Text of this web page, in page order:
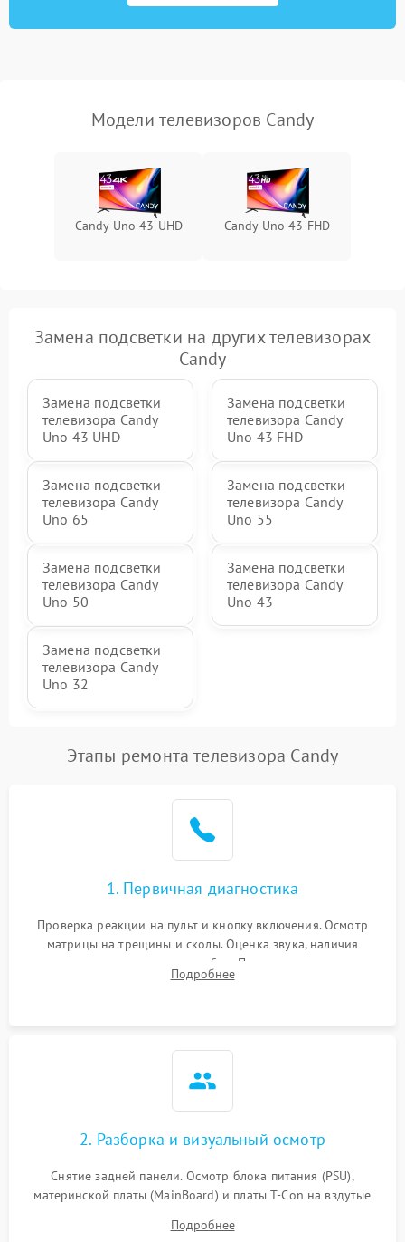
Модели телевизоров Candy
Candy Uno 43 UHD Candy Uno 43 FHD
Замена подсветки на других телевизорах
Candy
Замена подсветки
телевизора Candy
Uno 43 UHD
Замена подсветки
телевизора Candy
Uno 43 FHD
Замена подсветки
телевизора Candy
Uno 65
Замена подсветки
телевизора Candy
Uno 55
Замена подсветки
телевизора Candy
Uno 50
Замена подсветки
телевизора Candy
Uno 43
Замена подсветки
телевизора Candy
Uno 32
Этапы ремонта телевизора Candy
1. Первичная диагностика
Проверка реакции на пульт и кнопку включения. Осмотр
матрицы на трещины и сколы. Оценка звука, наличия
подсветки и индикаторов ошибок. Подключение тестовых
источников сигнала для выявления симптомов поломки.
Подробнее
2. Разборка и визуальный осмотр
Снятие задней панели. Осмотр блока питания (PSU),
материнской платы (MainBoard) и платы T-Con на вздутые
Проверка надежности фиксации и целостности шлейфов.
Подробнее